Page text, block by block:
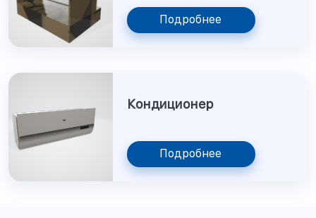
Подробнее
Кондиционер
Подробнее